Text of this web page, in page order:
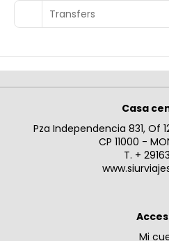
Transfers
Casa
Pza Independencia 831, Of
CP 11000 -
T. +
Mi